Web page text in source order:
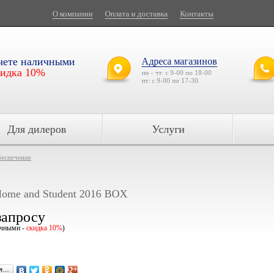
О компании Оплата и доставка Контакты
Адреса магазинов
пн - чт: с 9-00 по 18-00
пт: с 9-00 по 17-30
наличными
10%
Для дилеров Услуги
and Student 2016 BOX
- скидка 10%)